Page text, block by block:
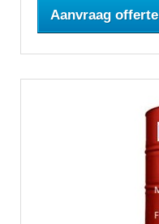
Aanvraag offerte